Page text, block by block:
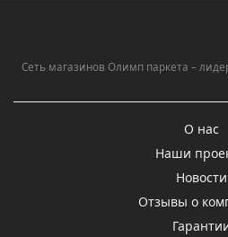
Сеть магазинов Олимп паркета –
О нас
Наши
Новости
Отзывы о